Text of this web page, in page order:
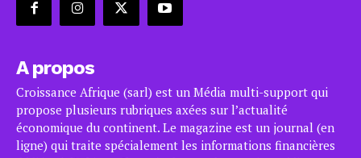
A propos
Croissance Afrique (sarl) est un Média multi-support qui
propose plusieurs rubriques axées sur l’actualité
économique du continent. Le magazine est un journal (en
ligne) qui traite spécialement les informations financières